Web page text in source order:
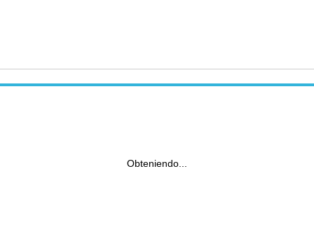
Obteniendo...